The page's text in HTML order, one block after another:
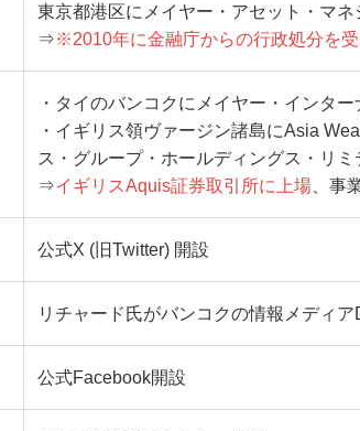
東京都港区にメイヤー・アセット・マネ
⇒※2010年に金融庁からの行政処分を
・タイのバンコクにメイヤー・インタ
・イギリス領ヴァージン諸島にAsia
ス・グループ・ホールディングス・リ
⇒イギリスAquis証券取引所に上場 、事
公式X (旧Twitter) 開設
リチャード氏がバンコクの情報メディ
公式Facebook開設